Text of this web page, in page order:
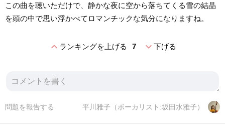
この曲を聴いただけで、静かな夜に空から落ちてくる雪の結晶
を頭の中で思い浮かべてロマンチックな気分になりますね。
expand_lessランキングを上げる 7 expand_more下げる
平川雅子（ボーカリスト:坂田水雅子）
問題を報告する